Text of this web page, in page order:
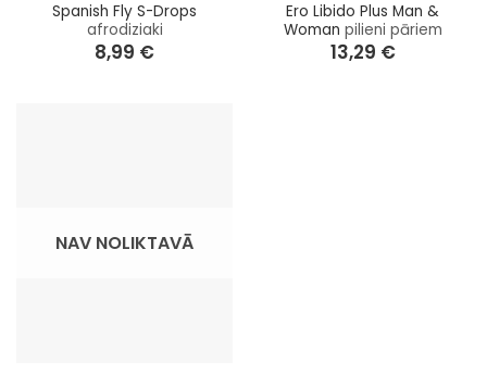
Spanish Fly S-Drops
afrodiziaki
8,99 €
Ero Libido Plus Man &
Woman pilieni pāriem
13,29 €
NAV NOLIKTAVĀ